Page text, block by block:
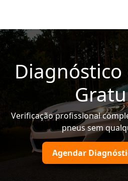
Diagnóstico
Verificação profissional
pneus sem
Agendar